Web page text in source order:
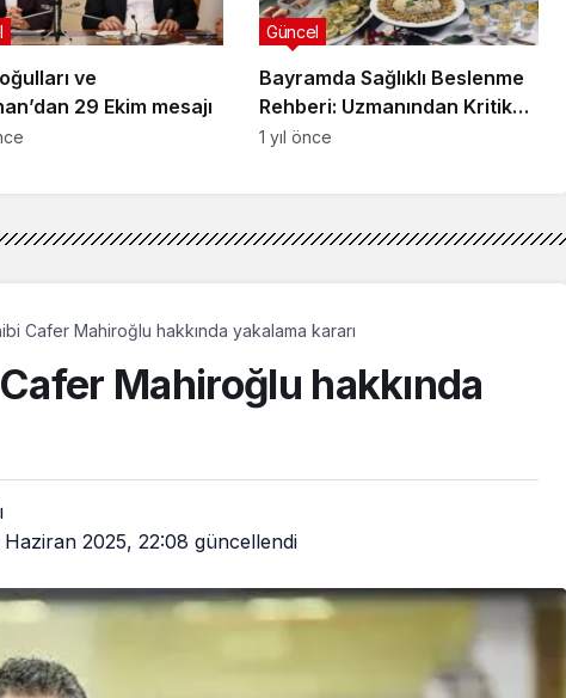
ve
29 Ekim mesajı
Bayramda Sağlıklı Beslenme
Rehberi: Uzmanından Kritik
Öneriler
Güncel
1 yıl önce
Cafer Mahiroğlu hakkında yakalama kararı
Mahiroğlu hakkında
Haziran 2025, 22:08 güncellendi